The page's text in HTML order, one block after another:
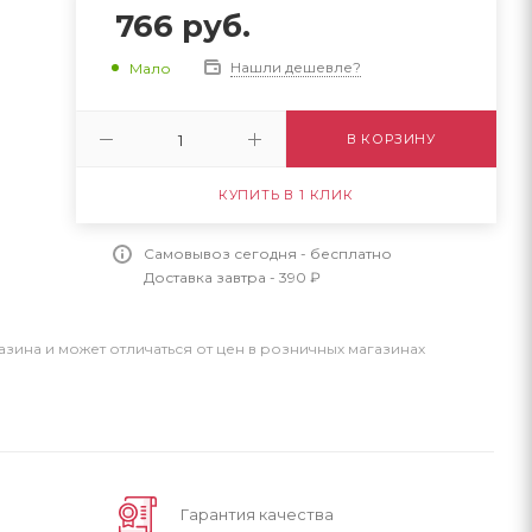
766 руб.
Мало Нашли дешевле?
В КОРЗИНУ
КУПИТЬ В 1 КЛИК
Самовывоз сегодня - бесплатно
Доставка завтра - 390 ₽
и может отличаться от цен в розничных магазинах
Гарантия качества